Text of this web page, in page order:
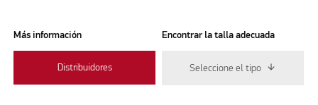
Más información
Distribuidores
Encontrar la talla adecuada
Seleccione el tipo